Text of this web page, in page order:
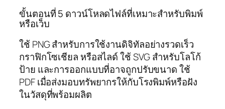
ขั้นตอนที่ 5 ดาวน์โหลดไฟล์ที่เหมาะสำหรับพิมพ์
หรือเว็บ
ใช้ PNG สำหรับการใช้งานดิจิทัลอย่างรวดเร็ว
กราฟิกโซเชียล หรือสไลด์ ใช้ SVG สำหรับโลโก้
ป้าย และการออกแบบที่อาจถูกปรับขนาด ใช้
PDF เมื่อส่งมอบทรัพยากรให้กับโรงพิมพ์หรือฝัง
ในวัสดุที่พร้อมผลิต